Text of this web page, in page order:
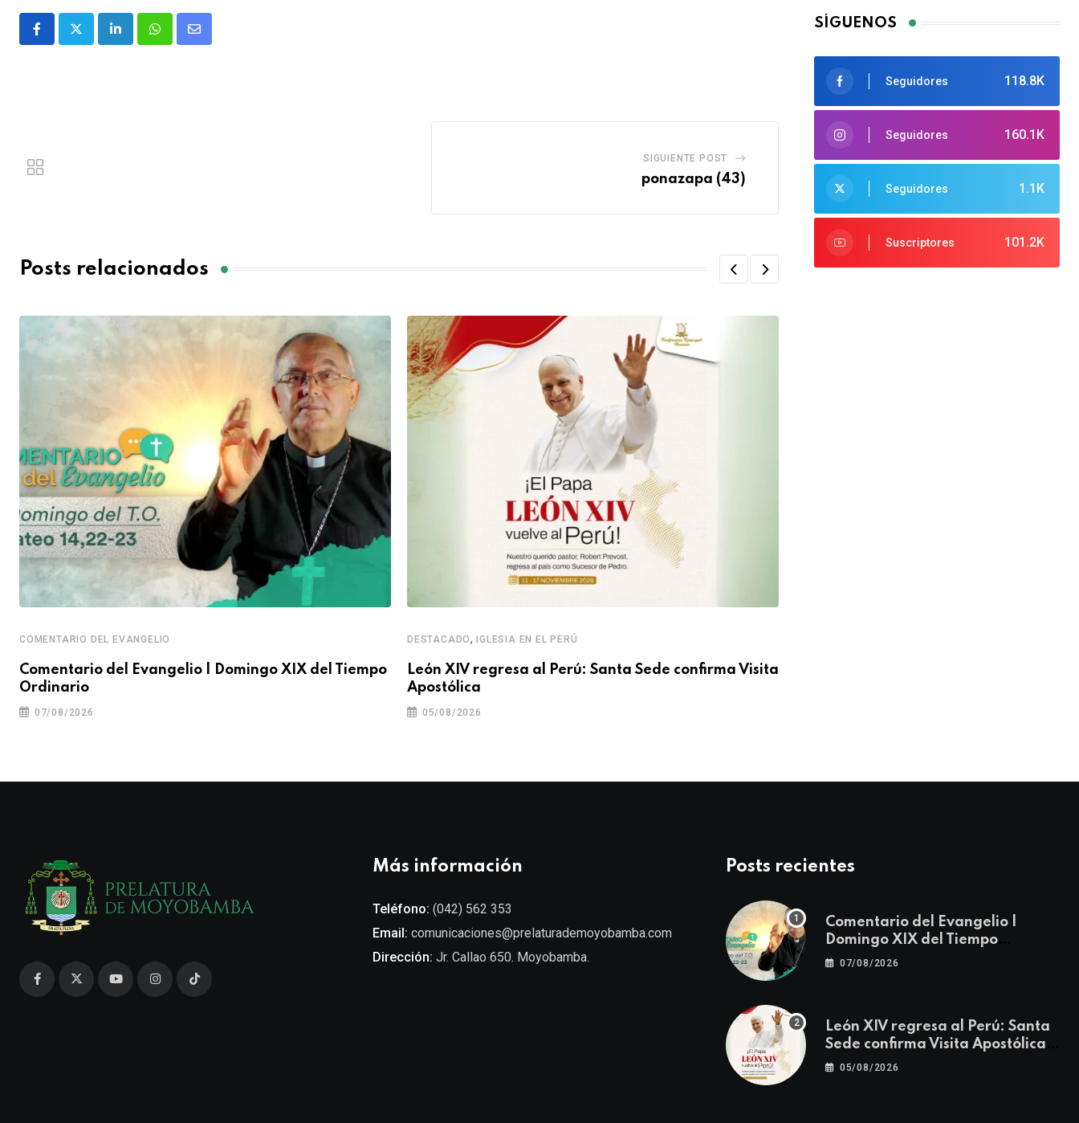
SIGUIENTE POST
ponazapa (43)
Posts relacionados
COMENTARIO DEL EVANGELIO
Comentario del Evangelio | Domingo XIX del Tiempo
Ordinario
07/08/2026
DESTACADO,IGLESIA EN EL PERÚ
León XIV regresa al Perú: Santa Sede confirma Visita
Apostólica
05/08/2026
SÍGUENOS
118.8K
Seguidores
160.1K
Seguidores
1.1K
Seguidores
101.2K
Suscriptores
Más información
Teléfono: (042) 562 353
Email: comunicaciones@prelaturademoyobamba.com
Dirección: Jr. Callao 650. Moyobamba.
Posts recientes
Comentario del Evangelio |
Domingo XIX del Tiempo
Ordinario | Mateo 14, 22-23
07/08/2026
León XIV regresa al Perú: Santa
Sede confirma Visita Apostólica
del 11 al 17 de noviembre
05/08/2026